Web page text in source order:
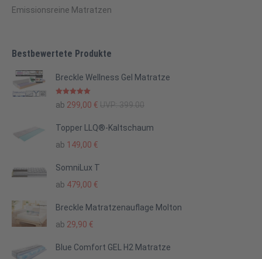
Emissionsreine Matratzen
Bestbewertete Produkte
Breckle Wellness Gel Matratze
Bewertet mit
5.00von 5
ab 299,00 € UVP: 399.00
Topper LLQ®-Kaltschaum
ab 149,00 €
SomniLux T
ab 479,00 €
Breckle Matratzenauflage Molton
ab 29,90 €
Blue Comfort GEL H2 Matratze